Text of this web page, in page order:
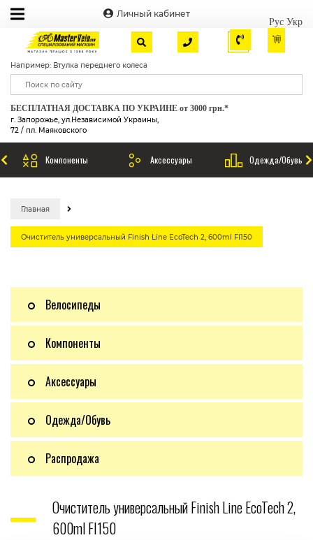
Личный кабинет
Рус Укр
Например: Втулка переднего колеса
БЕСПЛАТНАЯ ДОСТАВКА ПО УКРАИНЕ от 3000 грн.*
г. Запорожье, ул.Независимой Украины,
72 / пл. Маяковского
Компоненты Аксессуары Одежда/Обувь
Главная
Очиститель универсальный Finish Line EcoTech 2, 600ml FI150
Велосипеды
Компоненты
Аксессуары
Одежда/Обувь
Распродажа
Очиститель универсальный Finish Line EcoTech 2,
600ml FI150